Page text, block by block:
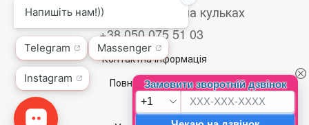
+48533867723
Друк на кульках
+38 050 075 51 03
Контактна інформація
Повна версія сайту
© 2026